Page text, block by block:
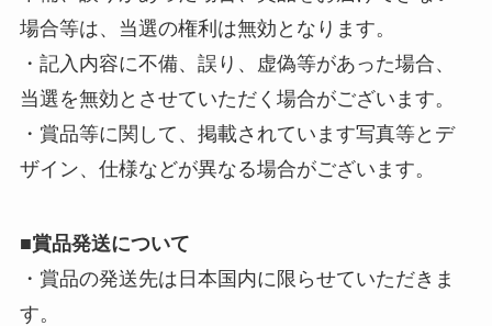
場合等は、当選の権利は無効となります。
・記入内容に不備、誤り、虚偽等があった場合、
当選を無効とさせていただく場合がございます。
・賞品等に関して、掲載されています写真等とデ
ザイン、仕様などが異なる場合がございます。
■賞品発送について
・賞品の発送先は日本国内に限らせていただきま
す。